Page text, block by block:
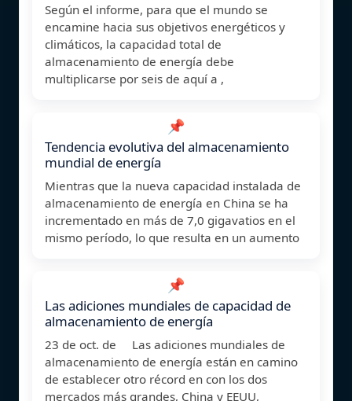
Según el informe, para que el mundo se
encamine hacia sus objetivos energéticos y
climáticos, la capacidad total de
almacenamiento de energía debe
multiplicarse por seis de aquí a ,
📌
Tendencia evolutiva del almacenamiento
mundial de energía
Mientras que la nueva capacidad instalada de
almacenamiento de energía en China se ha
incrementado en más de 7,0 gigavatios en el
mismo período, lo que resulta en un aumento
📌
Las adiciones mundiales de capacidad de
almacenamiento de energía
23 de oct. de Las adiciones mundiales de
almacenamiento de energía están en camino
de establecer otro récord en con los dos
mercados más grandes, China y EEUU,